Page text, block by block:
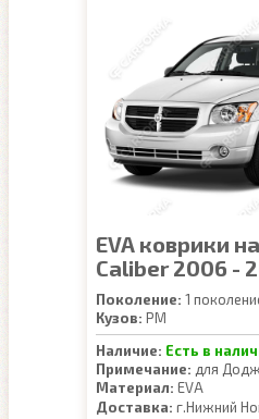
EVA коврики
Caliber 2006 -
Поколение: 1
Кузов: PM
Наличие: Есть в
Примечание: для
Материал: EVA
Доставка: г.Нижний